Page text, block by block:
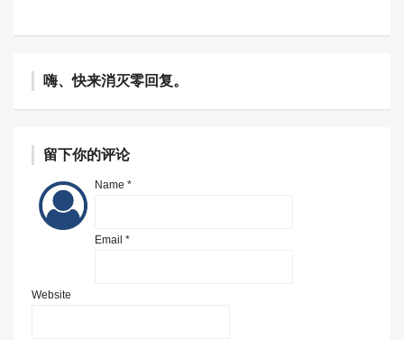
嗨、快来消灭零回复。
留下你的评论
Name *
Email *
Website